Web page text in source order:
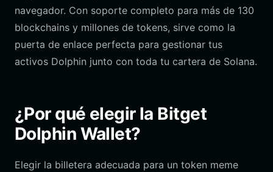
navegador. Con soporte completo para más de 130
blockchains y millones de tokens, sirve como la
puerta de enlace perfecta para gestionar tus
activos Dolphin junto con toda tu cartera de Solana.
¿Por qué elegir la Bitget
Dolphin Wallet?
Elegir la billetera adecuada para un token meme